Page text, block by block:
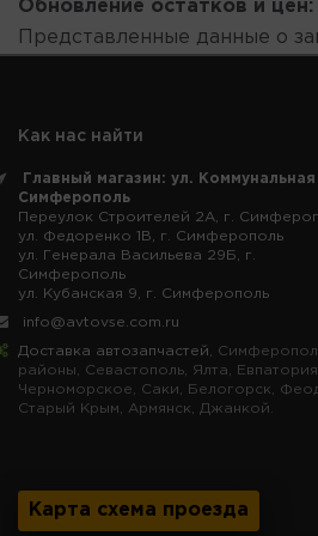
Обновление остатков и цен:
Представленные данные о
Как нас найти
Главный магазин: ул. Коммунальная
Симферополь
Переулок Строителей 2А, г.
ул. Федоренко 1В, г. Симферополь
ул. Генерала Васильева 29Б, г.
Симферополь
ул. Кубанская 9, г. Симферополь
info@avtovse.com.ru
Доставка автозапчастей ,
районы, Севастополь, Ялта, Евпатория,
Черноморское, Саки, Белогорск,
Старый Крым, Армянск, Джанкой.
Карта схема проезда